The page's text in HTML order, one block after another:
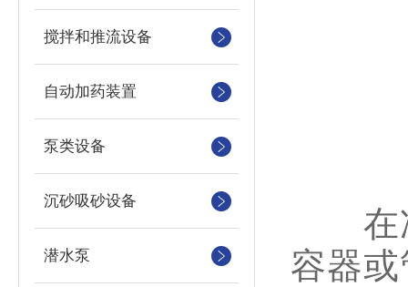
搅拌和推流设备
自动加药装置
泵类设备
沉砂吸砂设备
潜水泵
在冲
容器